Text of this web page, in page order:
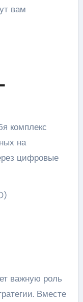
вам
комплекс
на
цифровые
важную роль
Вместе